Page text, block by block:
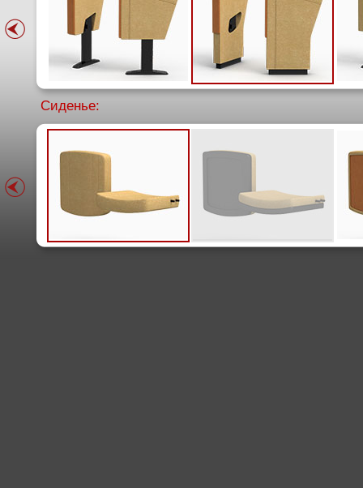
Сиденье: